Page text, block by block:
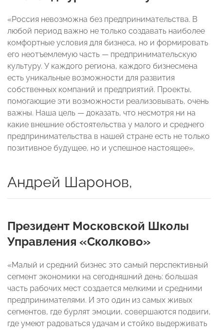
«Россия невозможна без предпринимательства. В
любой период важно не только создавать наиболее
комфортные условия для бизнеса, но и формировать
его неотъемлемую часть — предпринимательскую
культуру. У каждого региона, каждого бизнесмена
есть уникальные возможности для развития
собственных компаний и предприятий. Проекты,
помогающие эти возможности реализовывать, очень
важны. Наша цель — доказать, что несмотря ни на
какие внешние обстоятельства у малого и среднего
предпринимательства в нашей стране есть не только
позитивное будущее, но и успешное настоящее».
Андрей Шаронов,
Президент Московской Школы
Управления «Сколково»
«Малый и средний бизнес это самый перспективный
сегмент экономики на сегодняшний день: большая
часть рабочих мест создается мелкими и средними
предпринимателями. И это один из самых живых
сегментов, где бурлят эмоции, совершаются подвиги,
где умеют радоваться удачам и стойко выдерживать